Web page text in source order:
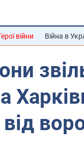
війни Війна в